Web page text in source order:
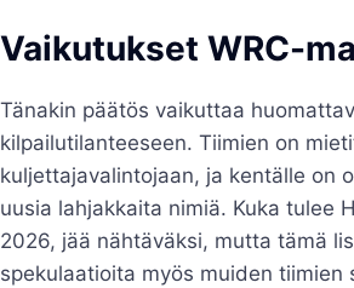
Vaikutukset WRC-
Tänakin päätös vaikuttaa
kilpailutilanteeseen. Tiimien on
kuljettajavalintojaan, ja kentälle on
uusia lahjakkaita nimiä. Kuka tulee
2026, jää nähtäväksi, mutta tämä
spekulaatioita myös muiden tiimien